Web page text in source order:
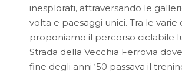
inesplorati, attraversando le
volta e paesaggi unici. Tra le varie
proponiamo il percorso ciclabile
Strada della Vecchia Ferrovia
fine degli anni ‘50 passava il